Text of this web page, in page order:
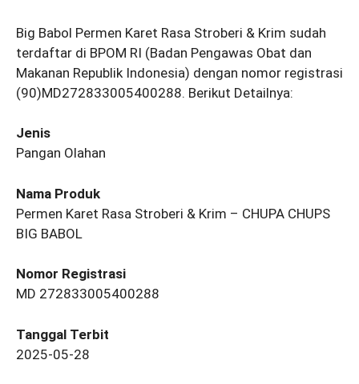
Big Babol Permen Karet Rasa Stroberi & Krim sudah
terdaftar di BPOM RI (Badan Pengawas Obat dan
Makanan Republik Indonesia) dengan nomor registrasi
(90)MD272833005400288. Berikut Detailnya:
Jenis
Pangan Olahan
Nama Produk
Permen Karet Rasa Stroberi & Krim – CHUPA CHUPS
BIG BABOL
Nomor Registrasi
MD 272833005400288
Tanggal Terbit
2025-05-28